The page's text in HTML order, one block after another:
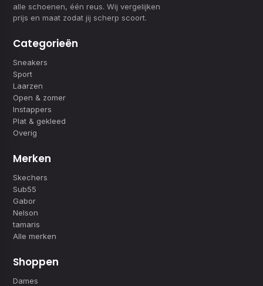
alle schoenen, één reus. Wij vergelijken
prijs en maat zodat jij scherp scoort.
Categorieën
Sneakers
Sport
Laarzen
Open & zomer
Instappers
Plat & gekleed
Overig
Merken
Skechers
Sub55
Gabor
Nelson
tamaris
Alle merken
Shoppen
Dames